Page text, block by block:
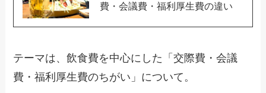
費・会議費・福利厚生費の違い
テーマは、飲食費を中心にした「交際費・会議
費・福利厚生費のちがい」について。